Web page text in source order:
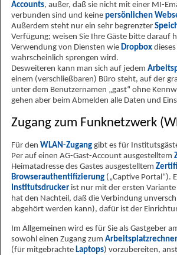
Accounts, außer, daß sie nicht mit einer MI-
verbunden sind und keine persönlichen
Außerdem steht nur ein sehr begrenzter
Verfügung; weisen Sie Ihre Gäste bitte darauf
Verwendung von Diensten wie Dropbox
wahrscheinlich sprengen wird.
Desweiteren kann man sich auf jedem
einem (verschließbaren) Büro steht, auf der
unter dem Benutzernamen „gast“ ohne
gehen aber beim Abmelden alle Daten und
Zugang zum Funknetzwerk
Für den WLAN-Zugang gibt es für
Per auf einen AG-Gast-Account ausgestelltem
Heimatadresse des Gastes ausgestelltem
Browserauthentifizierung („Captive Portal“).
Institutsdrucker ist nur mit der ersten
hat den Nachteil, daß die Verbindung
abgehört werden kann), dafür ist der
Im Allgemeinen wird es für Sie als Gastgeber
sowohl einen Zugang zum Arbeitsplatzrechner
(für mitgebrachte Laptops) vorzubereiten,